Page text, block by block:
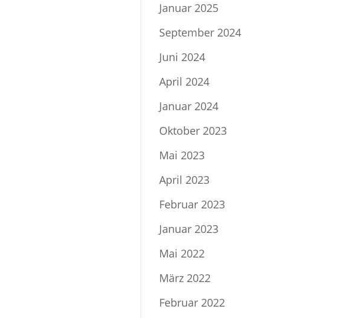
Januar 2025
September 2024
Juni 2024
April 2024
Januar 2024
Oktober 2023
Mai 2023
April 2023
Februar 2023
Januar 2023
Mai 2022
März 2022
Februar 2022